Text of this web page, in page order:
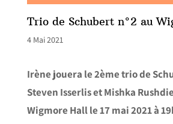
Trio de Schubert n°2 au
4 Mai 2021
Irène jouera le 2ème trio de
Steven Isserlis et Mishka
Wigmore Hall le 17 mai 2021 à